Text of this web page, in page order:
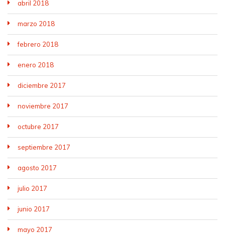
abril 2018
marzo 2018
febrero 2018
enero 2018
diciembre 2017
noviembre 2017
octubre 2017
septiembre 2017
agosto 2017
julio 2017
junio 2017
mayo 2017